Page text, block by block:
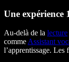
Une expérience
Au-delà de la lecture
comme Assistant
l’apprentissage.